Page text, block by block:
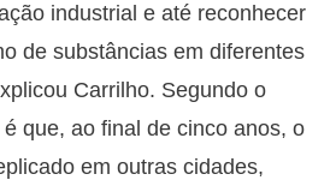
industrial e até reconhecer
de substâncias em diferentes
Carrilho. Segundo o
que, ao final de cinco anos, o
em outras cidades,